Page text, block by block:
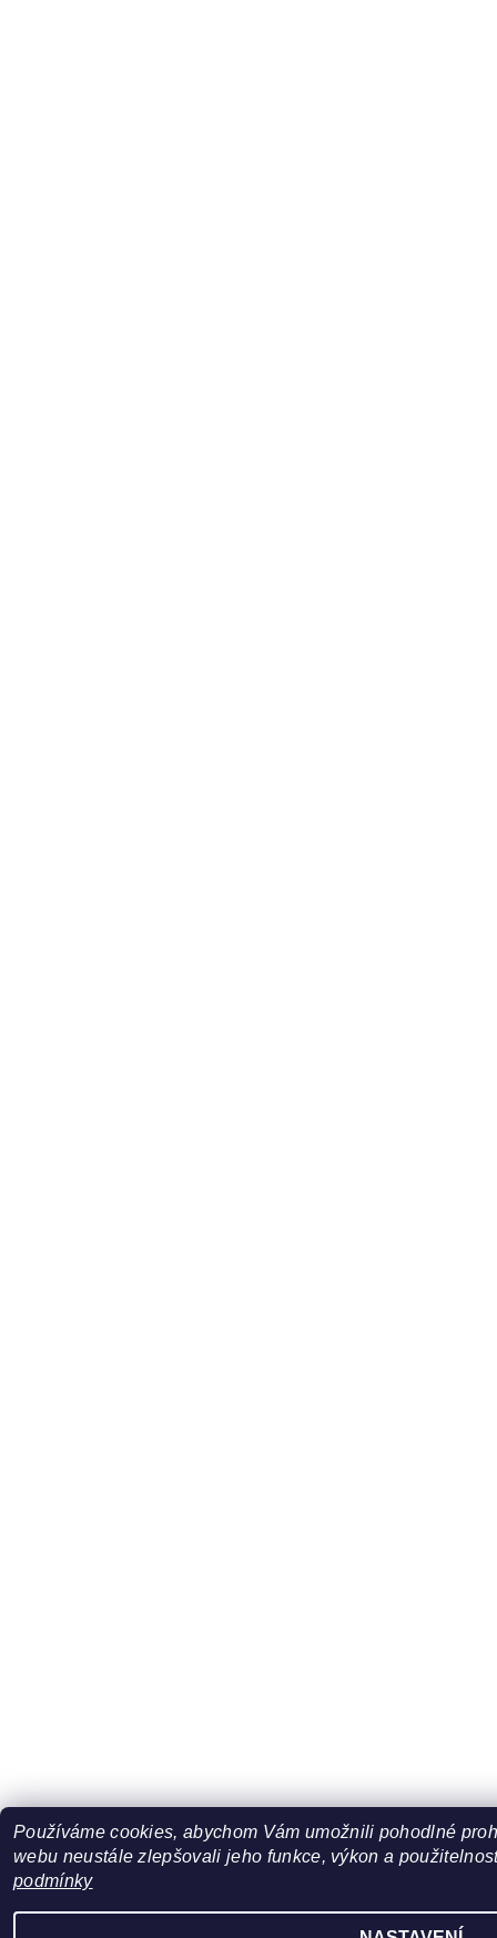
Používáme cookies, abychom Vám umožnili pohodlné
webu neustále zlepšovali jeho funkce, výkon a
podmínky